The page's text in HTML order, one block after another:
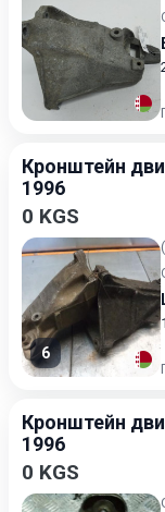
Кронштейн
1996
0 KGS
6
Кронштейн
1996
0 KGS